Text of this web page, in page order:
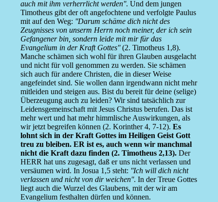
auch mit ihm verherrlicht werden''. Und dem jungen
Timotheus gibt der oft angefochtene und verfolgte Paulus
mit auf den Weg: ''Darum schäme dich nicht des
Zeugnisses von unserm Herrn noch meiner, der ich sein
Gefangener bin, sondern leide mit mir für das
Evangelium in der Kraft Gottes''(2. Timotheus 1,8).
Manche schämen sich wohl für ihren Glauben ausgelacht
und nicht für voll genommen zu werden. Sie schämen
sich auch für andere Christen, die in dieser Weise
angefeindet sind. Sie wollen dann irgendwann nicht mehr
mitleiden und steigen aus. Bist du bereit für deine (selige)
Überzeugung auch zu leiden? Wir sind tatsächlich zur
Leidensgemeinschaft mit Jesus Christus berufen. Das ist
mehr wert und hat mehr himmlische Auswirkungen, als
wir jetzt begreifen können (2. Korinther 4, 7-12). Es
lohnt sich in der Kraft Gottes im Heiligen Geist Gott
treu zu bleiben. ER ist es, auch wenn wir manchmal
nicht die Kraft dazu finden (2. Timotheus 2,13).Der
HERR hat uns zugesagt, daß er uns nicht verlassen und
versäumen wird. In Josua 1,5 steht: ''Ich will dich nicht
verlassen und nicht von dir weichen''. In der Treue Gottes
liegt auch die Wurzel des Glaubens, mit der wir am
Evangelium festhalten dürfen und können.